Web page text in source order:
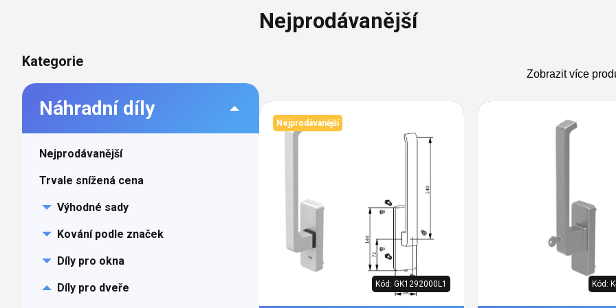
Doplňky a další
Výprodej
Výměna střešních oken
práce
Garantované zaměření
Postranní
panel
Přeskočit
kategorie
Kategorie
Náhradní díly
Nejprodávanější
Trvale snížená cena
Výhodné sady
Kování podle značek
Díly pro okna
Díly pro dveře
Nejprodávanější
Zobrazit více
Výpis
produktů
Nejprodávanější
Kód:GK1292000L1 Kód: